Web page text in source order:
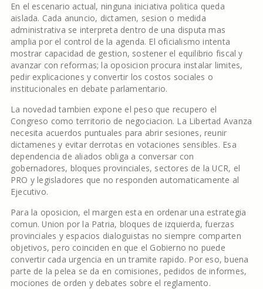
En el escenario actual, ninguna iniciativa politica queda
aislada. Cada anuncio, dictamen, sesion o medida
administrativa se interpreta dentro de una disputa mas
amplia por el control de la agenda. El oficialismo intenta
mostrar capacidad de gestion, sostener el equilibrio fiscal y
avanzar con reformas; la oposicion procura instalar limites,
pedir explicaciones y convertir los costos sociales o
institucionales en debate parlamentario.
La novedad tambien expone el peso que recupero el
Congreso como territorio de negociacion. La Libertad Avanza
necesita acuerdos puntuales para abrir sesiones, reunir
dictamenes y evitar derrotas en votaciones sensibles. Esa
dependencia de aliados obliga a conversar con
gobernadores, bloques provinciales, sectores de la UCR, el
PRO y legisladores que no responden automaticamente al
Ejecutivo.
Para la oposicion, el margen esta en ordenar una estrategia
comun. Union por la Patria, bloques de izquierda, fuerzas
provinciales y espacios dialoguistas no siempre comparten
objetivos, pero coinciden en que el Gobierno no puede
convertir cada urgencia en un tramite rapido. Por eso, buena
parte de la pelea se da en comisiones, pedidos de informes,
mociones de orden y debates sobre el reglamento.